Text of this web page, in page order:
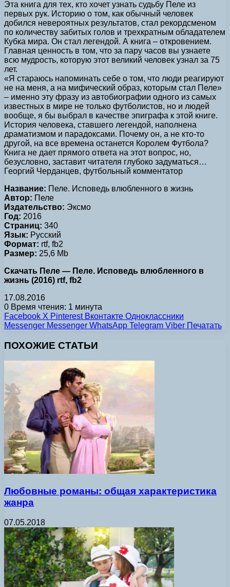
Эта книга для тех, кто хочет узнать судьбу Пеле из
первых рук. Историю о том, как обычный человек
добился невероятных результатов, стал рекордсменом
по количеству забитых голов и трехкратным обладателем
Кубка мира. Он стал легендой. А книга – откровением.
Главная ценность в том, что за пару часов вы узнаете
всю мудрость, которую этот великий человек узнал за 75
лет.
«Я стараюсь напоминать себе о том, что люди реагируют
не на меня, а на мифический образ, которым стал Пеле»
– именно эту фразу из автобиографии одного из самых
известных в мире не только футболистов, но и людей
вообще, я бы выбрал в качестве эпиграфа к этой книге.
История человека, ставшего легендой, наполнена
драматизмом и парадоксами. Почему он, а не кто-то
другой, на все времена останется Королем Футбола?
Книга не дает прямого ответа на этот вопрос, но,
безусловно, заставит читателя глубоко задуматься…
Георгий Черданцев, футбольный комментатор
Название: Пеле. Исповедь влюбленного в жизнь
Автор: Пеле
Издательство: Эксмо
Год: 2016
Страниц: 340
Язык: Русский
Формат: rtf, fb2
Размер: 25,6 Mb
Скачать Пеле — Пеле. Исповедь влюбленного в
жизнь (2016) rtf, fb2
17.08.2016
0 Время чтения: 1 минута
Facebook X Pinterest Вконтакте Одноклассники
Messenger Messenger WhatsApp Telegram Viber Печатать
ПОХОЖИЕ СТАТЬИ
Любовные романы: общая характеристика
жанра
07.05.2018